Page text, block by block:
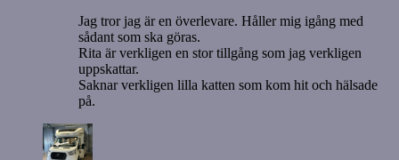
Jag tror jag är en överlevare. Håller mig igång med
sådant som ska göras.
Rita är verkligen en stor tillgång som jag verkligen
uppskattar.
Saknar verkligen lilla katten som kom hit och hälsade
på.